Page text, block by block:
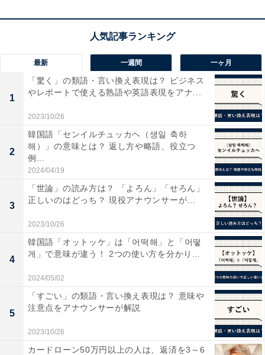
相手のグラスに注ぐ場合は、ラベルが上になるように持
ください。量はグラスの半分より少なめにしましょう。
赤ワインの場合は、グラスの3分の1、白ワインの場合
は、グラスの4分の1が目安。注いでもらう場合は、グラ
スを持ち上げたり触れないようにするのがマナーです。
日本酒はお猪口の8分目まで
最新 一週間 一ヶ月
1
「驚く」の類語・言い換え表現は？ ビジネス
やレポートで使える熟語や英語表現をアナ...
2023/10/26
2
韓国語「センイルチュッカヘ（생일 축하
해）」の意味とは？ 返し方や略語、役立つ
例...
2024/04/19
3
「世論」の読み方は？ 「よろん」「せろん」
正しいのはどっち？ 現役アナウンサーが...
2023/10/26
4
韓国語「オットッケ」は「어떡해」と「어떻
게」で意味が違う！ 2つの使い方を分かり...
2024/05/02
5
「すごい」の類語・言い換え表現は？ 意味や
注意点をアナウンサーが解説
2023/10/26
カードローン50万円以上の人は、返済を3～6